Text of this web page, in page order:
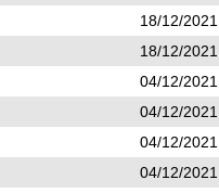
18/12/
18/12/
04/12/
04/12/
04/12/
04/12/